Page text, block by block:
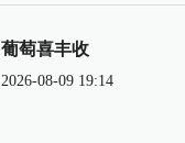
葡萄喜丰收
2026-08-09 19:14